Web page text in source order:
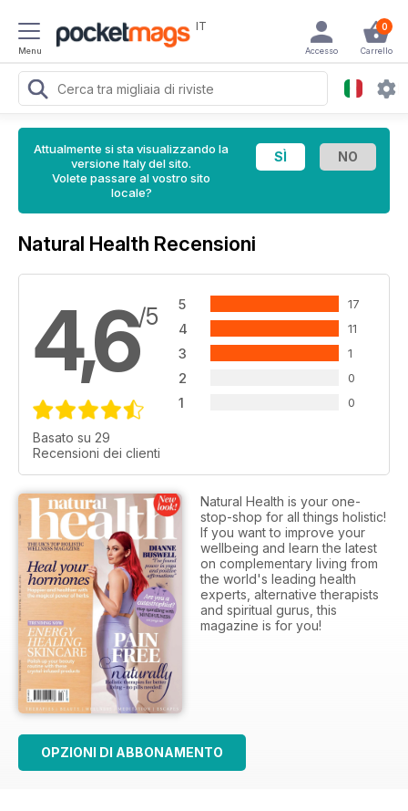
Menu
IT 0
Carrello
Accesso
Attualmente si sta visualizzando la
versione Italy del sito.
Volete passare al vostro sito
locale?
Natural Health Recensioni
4,6/5
Basato su 29
Recensioni dei clienti
5 17
4 11
3 1
2 0
1 0
Natural Health is your one-
stop-shop for all things holistic!
If you want to improve your
wellbeing and learn the latest
on complementary living from
the world's leading health
experts, alternative therapists
and spiritual gurus, this
magazine is for you!
OPZIONI DI ABBONAMENTO